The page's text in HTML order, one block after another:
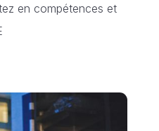
en compétences et